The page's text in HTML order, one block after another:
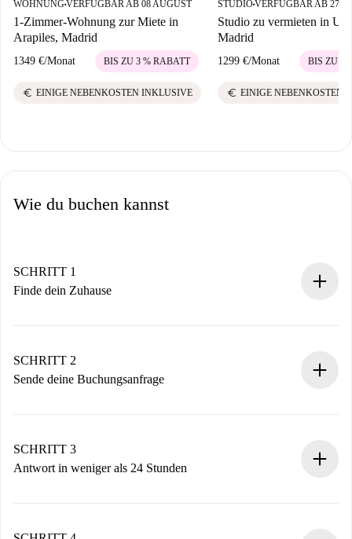
WOHNUNG■VERFÜGBAR AB 08 AUGUST
1-Zimmer-Wohnung zur Miete in
Arapiles, Madrid
1349 €/Monat BIS ZU 3 % RABATT
euro EINIGE NEBENKOSTEN INKLUSIVE
STUDIO■VERFÜGBAR AB 27
Studio zu vermieten in
Madrid
1299 €/Monat BIS ZU 3
euro EINIGE NEBENKOSTEN
Wie du buchen kannst
SCHRITT 1
Finde dein Zuhause
Du erhältst alle notwendigen Informationen im Voraus.
SCHRITT 2
Sende deine Buchungsanfrage
Denk daran, dass wir dich erst belasten, wenn der
Vermieter zustimmt.
SCHRITT 3
Antwort in weniger als 24 Stunden